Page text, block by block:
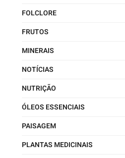
FOLCLORE
FRUTOS
MINERAIS
NOTÍCIAS
NUTRIÇÃO
ÓLEOS ESSENCIAIS
PAISAGEM
PLANTAS MEDICINAIS